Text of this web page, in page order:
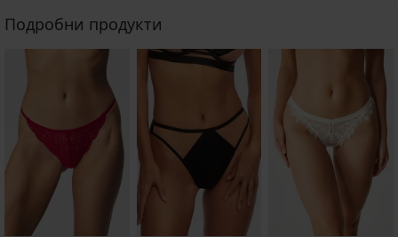
Подробни продукти